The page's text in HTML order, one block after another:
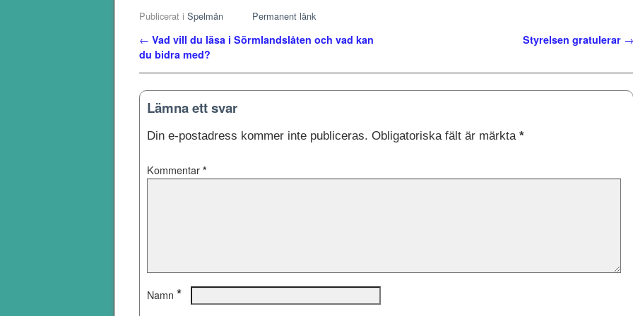
Publicerat i Spelmän Permanent länk
Inläggsnavigering
← Vad vill du läsa i Sörmlandslåten och vad kan
du bidra med?
Styrelsen gratulerar →
Lämna ett svar
Din e-postadress kommer inte publiceras. Obligatoriska fält är märkta *
Kommentar *
Namn *